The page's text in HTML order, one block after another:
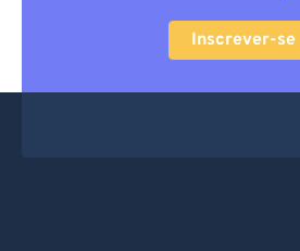
Inscrever-se